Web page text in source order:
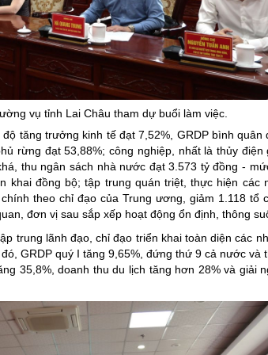
vụ tỉnh Lai Châu tham dự buổi làm việc.
tăng trưởng kinh tế đạt 7,52%, GRDP bình quân
rừng đạt 53,88%; công nghiệp, nhất là thủy
thu ngân sách nhà nước đạt 3.573 tỷ đồng -
đồng bộ; tập trung quán triệt, thực hiện các
theo chỉ đạo của Trung ương, giảm 1.118 tổ
đơn vị sau sắp xếp hoạt động ổn định, thông
trung lãnh đạo, chỉ đạo triển khai toàn diện các
GRDP quý I tăng 9,65%, đứng thứ 9 cả nước và
35,8%, doanh thu du lịch tăng hơn 28% và giải